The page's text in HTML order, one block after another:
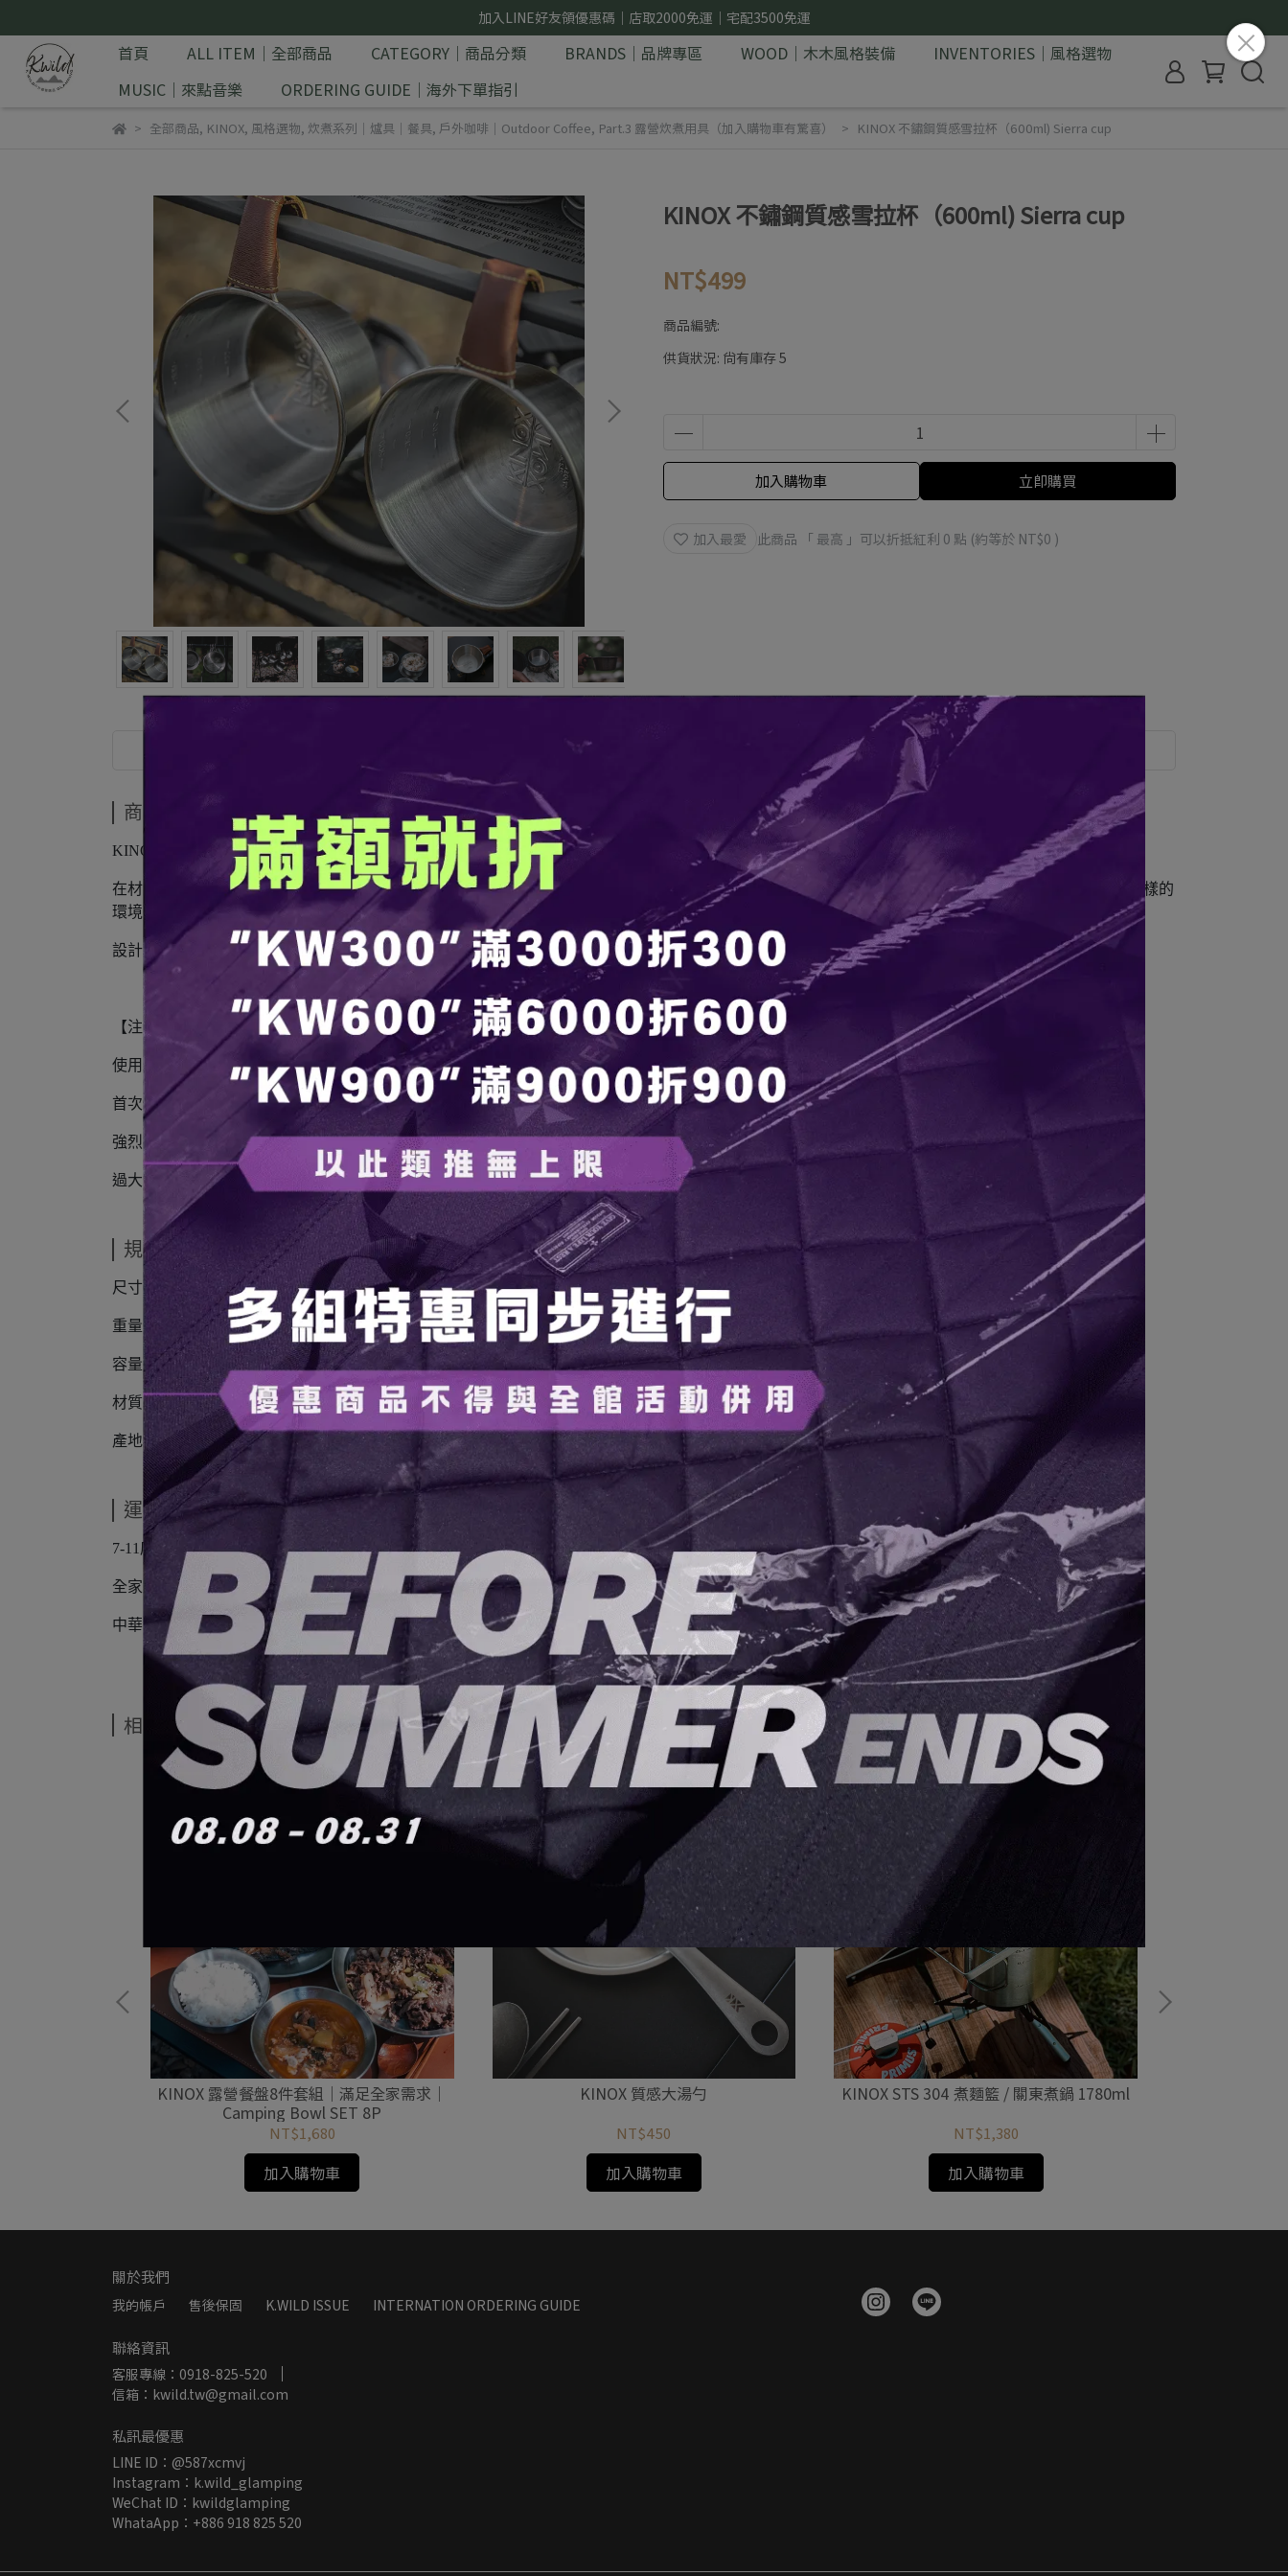
加入LINE好友領優惠碼｜店取2000免運｜宅配3500免運
首頁 ALL ITEM｜全部商品 CATEGORY｜商品分類 BRANDS｜品牌專區 WOOD｜木木風格裝備
INVENTORIES｜風格選物
MUSIC｜來點音樂
ORDERING GUIDE｜海外下單指引
全部商品, KINOX, 風格選物, 炊煮系列｜爐具｜餐具, 戶外咖啡｜Outdoor Coffee, Part.3 露營炊煮用具（加入購物車有驚喜） KINOX 不鏽鋼質感雪拉杯（600ml) Sierra cup
KINOX 不鏽鋼質感雪拉杯（600ml) Sierra cup
NT$499
商品編號:
供貨狀況: 尚有庫存 5
加入購物車 立即購買
加入最愛 此商品 「 最高 」可以折抵紅利 0 點 (約等於 NT$0 )
商品介紹
KINOX的這款不鏽鋼質感雪拉杯是專為戶外愛好者設計的，可以多用途使用，適合做簡便的野營料理。
在材質和設計上達到了高標準，採用STS304不鏽鋼製作，這種材質相較於其他材料具有更優秀的耐久性和安全性，具備抗菌和耐腐蝕的特性，無論在什麼樣的
環境下，都能確保使用的衛生和安全。
設計輕巧，方便攜帶，非常適合露營等戶外活動。握把穩固，便於垂吊晾乾，節省收納空間並保持乾燥衛生。杯內有標示刻度，方便使用。
【注意事項】
使用了研磨劑的產品。
首次使用請去除研磨劑後使用。
強烈撞擊可能會對產品造成損傷，請小心使用。
過大的火可能會使杯底燒焦，建議使用中火以下。
規格說明
尺寸：180mm*130mm
重量：138g
容量：600ml
材質：STS304不鏽鋼
產地：韓國
運送方式
7-11店到店
全家店到店
中華郵政
相關商品
KINOX 露營餐盤8件套組｜滿足全家需求｜
Camping Bowl SET 8P
NT$1,680
加入購物車
KINOX 質感大湯勺
NT$450
加入購物車
KINOX STS 304 煮麵籃 / 關東煮鍋 1780ml
NT$1,380
加入購物車
關於我們
我的帳戶 售後保固 K.WILD ISSUE INTERNATION ORDERING GUIDE
聯絡資訊
客服專線：0918-825-520
信箱：kwild.tw@gmail.com
私訊最優惠
LINE ID：@587xcmvj
Instagram：k.wild_glamping
WeChat ID：kwildglamping
WhataApp：+886 918 825 520